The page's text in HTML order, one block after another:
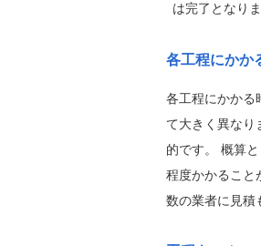
は完了となりま
各工程にかか
各工程にかかる
て大きく異なり
的です。 概算
程度かかること
数の業者に見積